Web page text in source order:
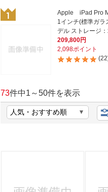
ご
Apple iPad Pro
1インチ(標準ガラ
209,800円
2,098ポイント
73件中1 ～50件を表示